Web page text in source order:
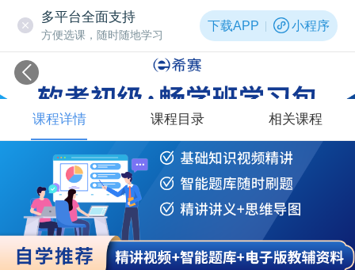
多平台全面支持
方便选课，随时随地学习
下载APP 小程序
课程详情 课程目录 相关课程